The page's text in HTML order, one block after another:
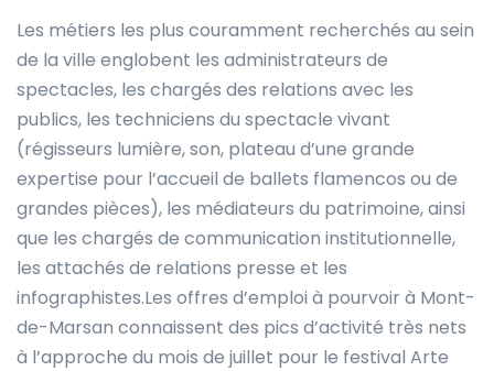
Les métiers les plus couramment recherchés au sein
de la ville englobent les administrateurs de
spectacles, les chargés des relations avec les
publics, les techniciens du spectacle vivant
(régisseurs lumière, son, plateau d’une grande
expertise pour l’accueil de ballets flamencos ou de
grandes pièces), les médiateurs du patrimoine, ainsi
que les chargés de communication institutionnelle,
les attachés de relations presse et les
infographistes.Les offres d’emploi à pourvoir à Mont-
de-Marsan connaissent des pics d’activité très nets
à l’approche du mois de juillet pour le festival Arte